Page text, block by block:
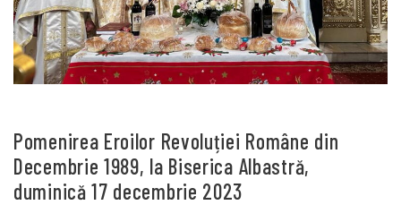
Pomenirea Eroilor Revoluției Române din
Decembrie 1989, la Biserica Albastră,
duminică 17 decembrie 2023